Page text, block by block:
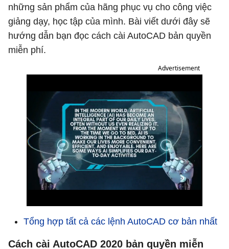
những sản phẩm của hãng phục vụ cho công việc
giảng dạy, học tập của mình. Bài viết dưới đây sẽ
hướng dẫn bạn đọc cách cài AutoCAD bản quyền
miễn phí.
Advertisement
Tổng hợp tất cả các lệnh AutoCAD cơ bản nhất
Cách cài AutoCAD 2020 bản quyền miễn